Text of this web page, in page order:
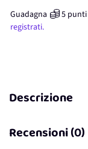
Guadagna 5 punti
registrati.
Descrizione
Recensioni (0)